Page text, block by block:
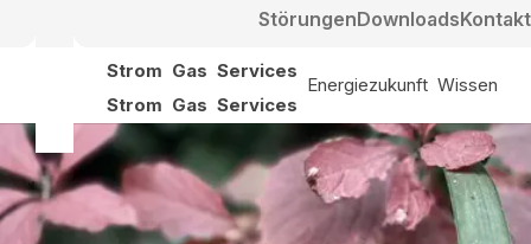
Strom
Strom
Gas
Gas
Services
Services
Energiezukunft Wissen
StörungenDownloadsKontakt